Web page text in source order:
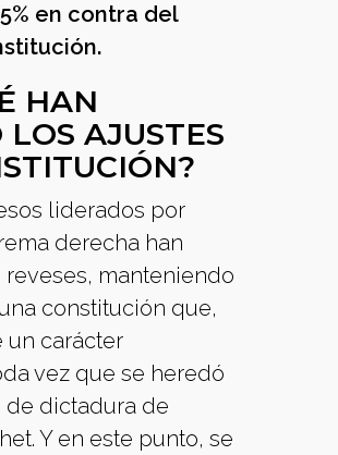
en contra del
HAN
AJUSTES
liderados por
derecha han
manteniendo
constitución que,
un carácter
vez que se heredó
dictadura de
Y en este punto, se